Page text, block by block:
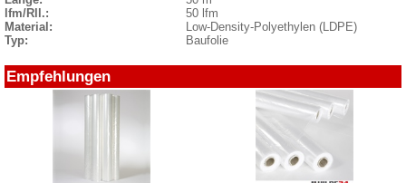
lfm/Rll.:
50 lfm
Material:
Low-Density-Polyethylen (LDPE)
Typ:
Baufolie
Empfehlungen